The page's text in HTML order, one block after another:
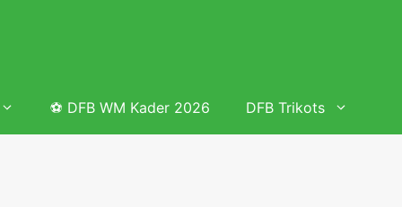
⚽ DFB WM Kader 2026 DFB Trikots